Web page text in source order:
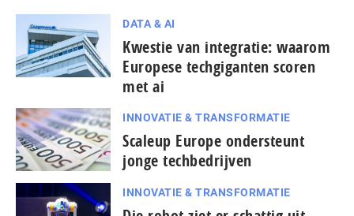
DATA & AI
Kwestie van integratie: waarom
Europese techgiganten scoren
met ai
INNOVATIE & TRANSFORMATIE
Scaleup Europe ondersteunt
jonge techbedrijven
INNOVATIE & TRANSFORMATIE